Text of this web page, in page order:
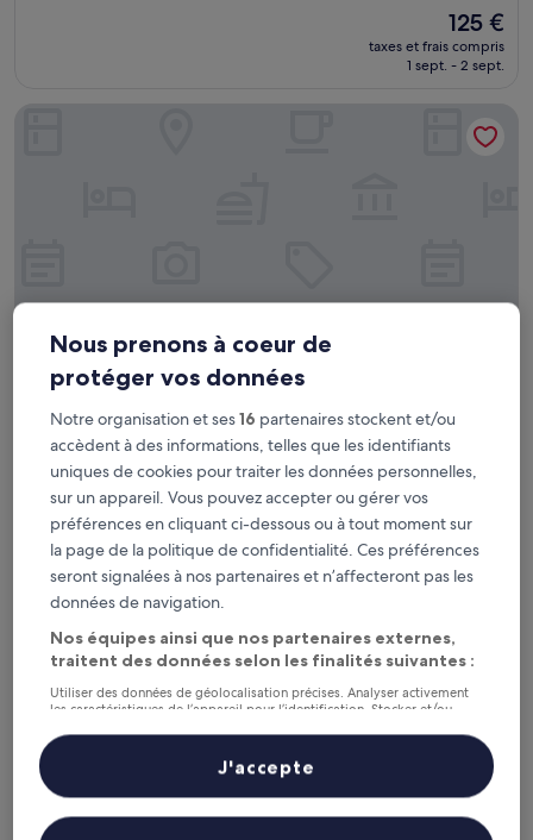
Le
nouveau
prix
125 €
125 €
taxes et frais compris
1 sept. - 2 sept.
Dreamsea Surf Camp
Dreamsea Surf Camp
Hébergement
2.5 étoiles
À 2,1 km de : Aéroport de Tamarindo (TNO)
8.4
bien,
(37 avis)
8,4/10 Très bien (37 avis)
Le
nouveau
prix
100 €
100 €
taxes et frais compris
7 août - 8 août
Dreamsea Surf Camp
Las Guapas Villa
Nous prenons à coeur de
protéger vos données
Notre organisation et ses16 partenaires stockent et/ou
accèdent à des informations, telles que les identifiants
uniques de cookies pour traiter les données personnelles,
sur un appareil. Vous pouvez accepter ou gérer vos
préférences en cliquant ci-dessous ou à tout moment sur
la page de la politique de confidentialité. Ces préférences
seront signalées à nos partenaires et n’affecteront pas les
données de navigation.
Nos équipes ainsi que nos partenaires externes,
traitent des données selon les finalités suivantes :
Utiliser des données de géolocalisation précises. Analyser activement
les caractéristiques de l’appareil pour l’identification. Stocker et/ou
personnalisés, mesure de performance des publicités et du contenu,
études d’audience et développement de services.
Liste de nos partenaires (fournisseurs)
J'accepte